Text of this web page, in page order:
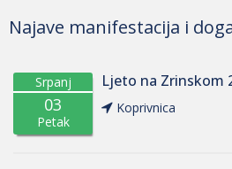
Najave manifestacija i
Srpanj
03
Petak
Ljeto na Zrinskom
Koprivnica